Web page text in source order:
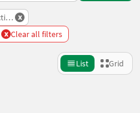
Machines
x
x Clear all filters
List Grid